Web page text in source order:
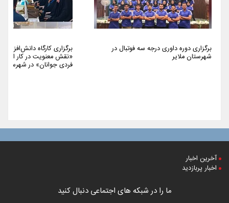
برگزاری دوره داوری درجه سه فوتبال در
شهرستان ملایر
برگزاری کارگاه
«نقش معنویت در کار
فردی جوانان» در شهرستان
آخرین اخبار
اخبار پربازدید
ما را در شبکه های اجتماعی دنبال کنید